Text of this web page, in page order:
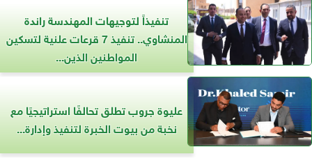
تنفيذاً لتوجيهات المهندسة راندة
المنشاوي.. تنفيذ 7 قرعات علنية لتسكين
المواطنين الذين...
عليوة جروب تطلق تحالفًا استراتيجيًا مع
نخبة من بيوت الخبرة لتنفيذ وإدارة...